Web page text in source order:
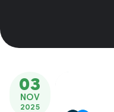
03
NOV
2025